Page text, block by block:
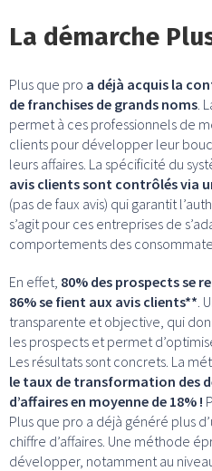
La démarche
Plus que pro a déjà acquis la
de franchises de grands noms .
permet à ces professionnels de
clients pour développer leur
leurs affaires. La spécificité du
avis clients sont contrôlés via
(pas de faux avis) qui garantit
s’agit pour ces entreprises de
comportements des
En effet, 80% des prospects se
86% se fient aux avis clients** .
transparente et objective, qui
les prospects et permet
Les résultats sont concrets. La
le taux de transformation des
d’affaires en moyenne de 18% !
Plus que pro a déjà généré plus
chiffre d’affaires. Une méthode
développer, notamment au